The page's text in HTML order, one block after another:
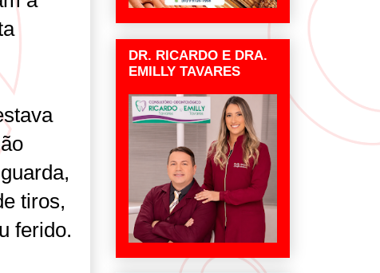
tiros,
ferido.
DR. RICARDO E DRA.
EMILLY TAVARES